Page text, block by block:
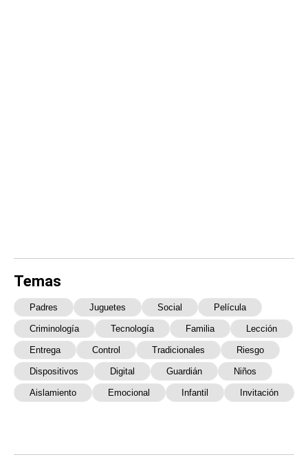
Temas
Padres Juguetes Social Película
Criminología Tecnología Familia Lección
Entrega Control Tradicionales Riesgo
Dispositivos Digital Guardián Niños
Aislamiento Emocional Infantil Invitación